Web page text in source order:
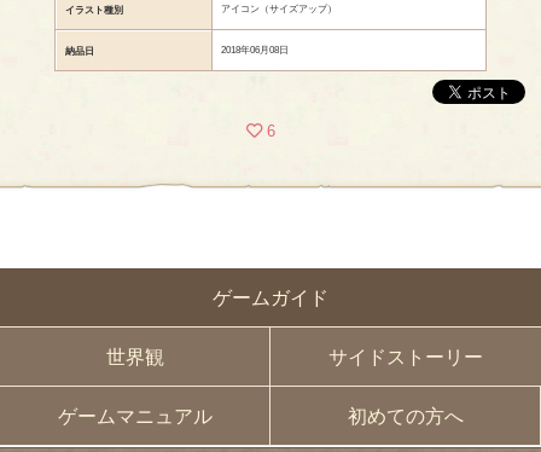
ゲームガイド
世界観 サイドストーリー
ゲームマニュアル 初めての方へ
イラスト種別 アイコン（サイズアップ）
納品日 2018年06月08日
6